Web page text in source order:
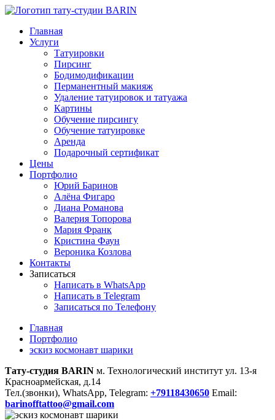
Главная
Услуги
Татуировки
Пирсинг
Бодимодификации
Перманентный макияж
Удаление татуировок и татуажа
Картины
Обучение пирсингу
Обучение татуировке
Аренда
Подарочный сертификат
Цены
Портфолио
Юрий Баринов
Алёна Фигаро
Диана Романова
Валерия Топорова
Мария Франк
Кристина Фаун
Вероника Козлова
Контакты
Записаться
Написать в WhatsApp
Написать в Telegram
Записаться по Телефону
Главная
Портфолио
эскиз космонавт шарики
Тату-студия BARIN м. Технологический институт ул. 13-я
Красноармейская, д.14
Тел.(звонки), WhatsApp, Telegram: +79118430650 Email:
barinofftattoo@gmail.com